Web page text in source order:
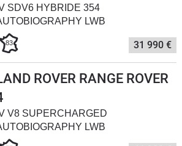
SDV6 HYBRIDE 354
LWB
83 31 990 €
ROVER RANGE ROVER
V8 SUPERCHARGED
LWB